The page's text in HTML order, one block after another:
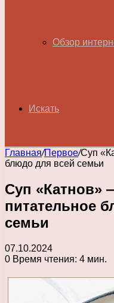
Обзор
Искать
Главная/Первое/Суп
блюдо для всей семьи
Суп «Катнов»
питательное
семьи
07.10.2024
0 Время чтения: 4 мин.